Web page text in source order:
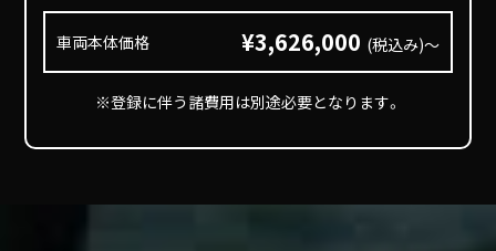
車両本体価格 ¥3,626,000 (税込み)～
※登録に伴う諸費用は別途必要となります。